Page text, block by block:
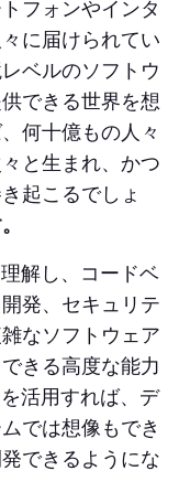
フォンやインタ
に届けられてい
ベルのソフトウ
できる世界を想
何十億もの人々
と生まれ、かつ
起こるでしょ
解し、コードベ
発、セキュリテ
なソフトウェア
きる高度な能力
活用すれば、デ
では想像もでき
できるようにな